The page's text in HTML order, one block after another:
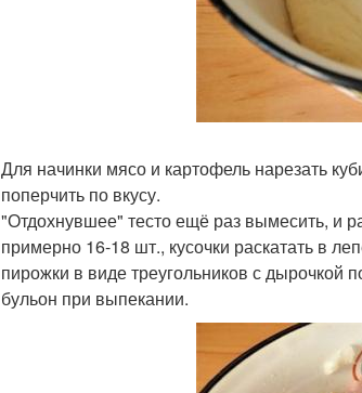
Для начинки мясо и картофель нарезать
поперчить по вкусу.
"Отдохнувшее" тесто ещё раз вымесить, и
примерно 16-18 шт., кусочки раскатать в
пирожки в виде треугольников с дырочкой
бульон при выпекании.